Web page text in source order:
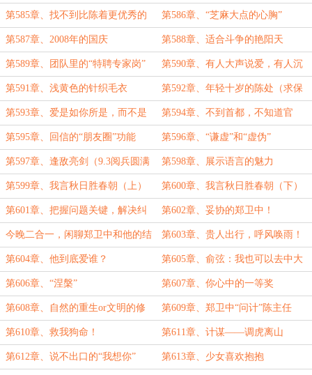
机！
第585章、找不到比陈着更优秀的
男生
第586章、“芝麻大点的心胸”
第587章、2008年的国庆 第588章、适合斗争的艳阳天
第589章、团队里的“特聘专家岗” 第590章、有人大声说爱，有人沉
默守护
第591章、浅黄色的针织毛衣 第592章、年轻十岁的陈处（求保
底月票！）
第593章、爱是如你所是，而不是
如我所愿
第594章、不到首都，不知道官
小！
第595章、回信的“朋友圈”功能 第596章、“谦虚”和“虚伪”
第597章、逢敌亮剑（9.3阅兵圆满
落幕，正义必胜！）
第598章、展示语言的魅力
第599章、我言秋日胜春朝（上） 第600章、我言秋日胜春朝（下）
第601章、把握问题关键，解决纠
纷契机
第602章、妥协的郑卫中！
今晚二合一，闲聊郑卫中和他的结
局
第603章、贵人出行，呼风唤雨！
（艺术已成2）
第604章、他到底爱谁？ 第605章、俞弦：我也可以去中大
找你
第606章、“涅槃” 第607章、你心中的一等奖
第608章、自然的重生or文明的修
复？
第609章、郑卫中“问计”陈主任
第610章、救我狗命！ 第611章、计谋——调虎离山
第612章、说不出口的“我想你” 第613章、少女喜欢抱抱